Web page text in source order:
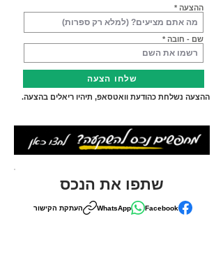
ההצעה
שם - חובה
שלחו הצעה
ההצעה נשלחת כהודעת וואטסאפ, תיהיו ריאלים בהצעה.
שתפו את הנכס
Facebook
WhatsApp העתקת הקישור